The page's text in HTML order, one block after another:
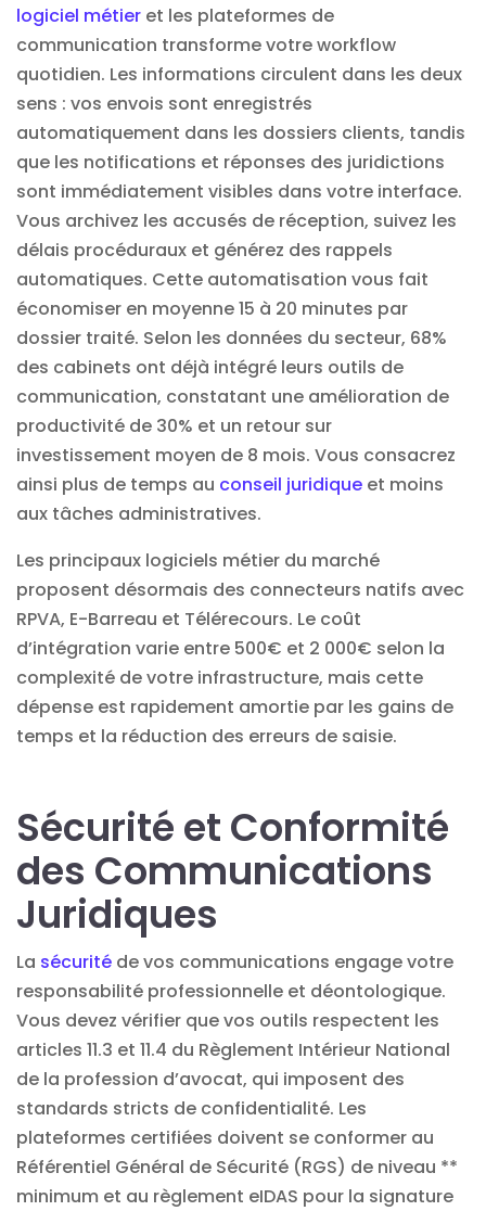
logiciel métier et les plateformes de
communication transforme votre workflow
quotidien. Les informations circulent dans les deux
sens : vos envois sont enregistrés
automatiquement dans les dossiers clients, tandis
que les notifications et réponses des juridictions
sont immédiatement visibles dans votre interface.
Vous archivez les accusés de réception, suivez les
délais procéduraux et générez des rappels
automatiques. Cette automatisation vous fait
économiser en moyenne 15 à 20 minutes par
dossier traité. Selon les données du secteur, 68%
des cabinets ont déjà intégré leurs outils de
communication, constatant une amélioration de
productivité de 30% et un retour sur
investissement moyen de 8 mois. Vous consacrez
ainsi plus de temps au conseil juridique et moins
aux tâches administratives.
Les principaux logiciels métier du marché
proposent désormais des connecteurs natifs avec
RPVA, E-Barreau et Télérecours. Le coût
d’intégration varie entre 500€ et 2 000€ selon la
complexité de votre infrastructure, mais cette
dépense est rapidement amortie par les gains de
temps et la réduction des erreurs de saisie.
Sécurité et Conformité
des Communications
Juridiques
La sécurité de vos communications engage votre
responsabilité professionnelle et déontologique.
Vous devez vérifier que vos outils respectent les
articles 11.3 et 11.4 du Règlement Intérieur National
de la profession d’avocat, qui imposent des
standards stricts de confidentialité. Les
plateformes certifiées doivent se conformer au
Référentiel Général de Sécurité (RGS) de niveau **
minimum et au règlement eIDAS pour la signature